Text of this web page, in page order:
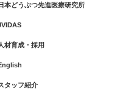
本どうぶつ先進医療研究所
材育成・採用
タッフ紹介